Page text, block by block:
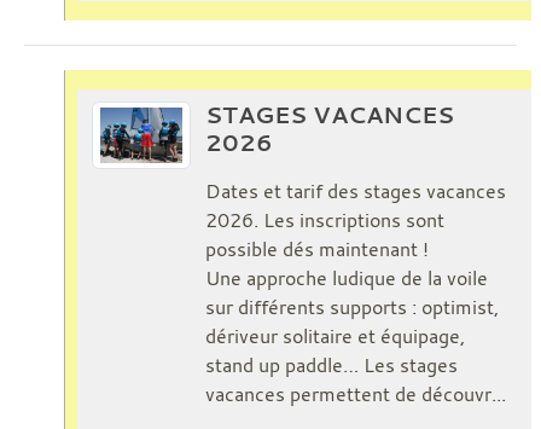
STAGES VACANCES
2026
Dates et tarif des stages vacances
2026. Les inscriptions sont
possible dés maintenant !
Une approche ludique de la voile
sur différents supports : optimist,
dériveur solitaire et équipage,
stand up paddle… Les stages
vacances permettent de découvr...